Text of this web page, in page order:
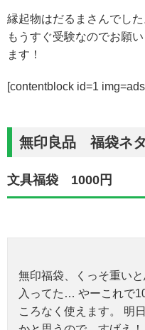
縁起物はだるまさんでした
もうすぐ受験なのでお願
ます！
[contentblock id=1
無印良品 福袋ネ
文具福袋 1000円
無印福袋、くっそ重い
入ってた… やーこれで
ころなく使えます。 明